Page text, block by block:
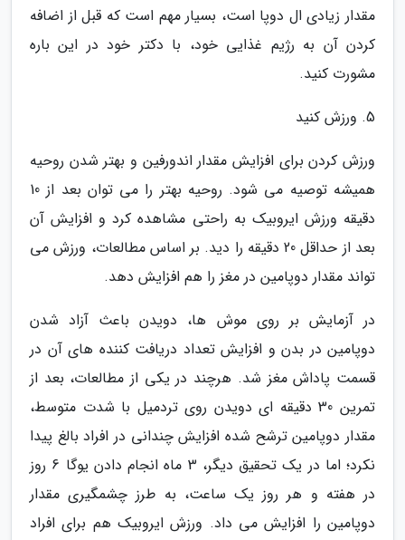
مقدار زیادی ال دوپا است، بسیار مهم است که قبل از اضافه
کردن آن به رژیم غذایی خود، با دکتر خود در این باره
مشورت کنید.
5. ورزش کنید
ورزش کردن برای افزایش مقدار اندورفین و بهتر شدن روحیه
همیشه توصیه می شود. روحیه بهتر را می توان بعد از 10
دقیقه ورزش ایروبیک به راحتی مشاهده کرد و افزایش آن
بعد از حداقل 20 دقیقه را دید. بر اساس مطالعات، ورزش می
تواند مقدار دوپامین در مغز را هم افزایش دهد.
در آزمایش بر روی موش ها، دویدن باعث آزاد شدن
دوپامین در بدن و افزایش تعداد دریافت کننده های آن در
قسمت پاداش مغز شد. هرچند در یکی از مطالعات، بعد از
تمرین 30 دقیقه ای دویدن روی تردمیل با شدت متوسط،
مقدار دوپامین ترشح شده افزایش چندانی در افراد بالغ پیدا
نکرد؛ اما در یک تحقیق دیگر، 3 ماه انجام دادن یوگا 6 روز
در هفته و هر روز یک ساعت، به طرز چشمگیری مقدار
دوپامین را افزایش می داد. ورزش ایروبیک هم برای افراد